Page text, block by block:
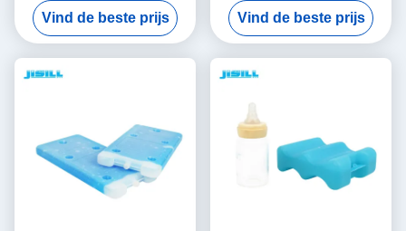
keten Voor voedsel bevroren
Vind de beste prijs
voedsel bevroren
Vind de beste prijs